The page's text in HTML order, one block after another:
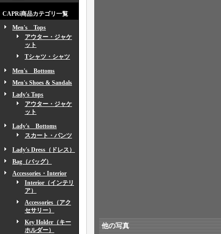
CAPRi商品カテゴリ一覧
Men's Tops
アウター・ジャケ
ット
Tシャツ・シャツ
Men's Bottoms
Men's Shoes & Sandals
Lady's Tops
アウター・ジャケ
ット
Lady's Bottoms
スカート・パンツ
Lady's Dress（ドレス）
Bag（バッグ）
Accessories・Interior
Interior（インテリ
ア）
Accessories（アク
セサリー）
Key Holder（キー
ホルダー）
他の写真